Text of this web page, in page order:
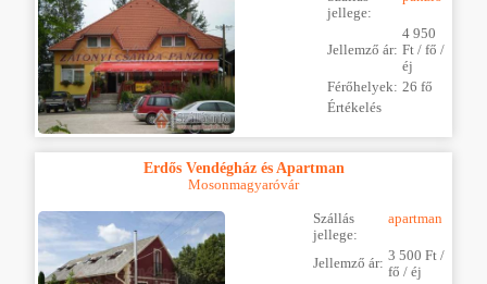
jellege:
Jellemző ár:
4 950
Ft / fő /
éj
Férőhelyek: 26 fő
Értékelés
Erdős Vendégház és Apartman
Mosonmagyaróvár
Szállás
jellege:
apartman
Jellemző ár: 3 500 Ft /
fő / éj